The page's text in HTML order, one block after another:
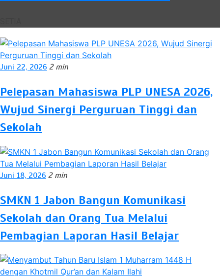
Juni 22, 2026 2 min
Pelepasan Mahasiswa PLP UNESA 2026,
Wujud Sinergi Perguruan Tinggi dan
Sekolah
Juni 18, 2026 2 min
SMKN 1 Jabon Bangun Komunikasi
Sekolah dan Orang Tua Melalui
Pembagian Laporan Hasil Belajar